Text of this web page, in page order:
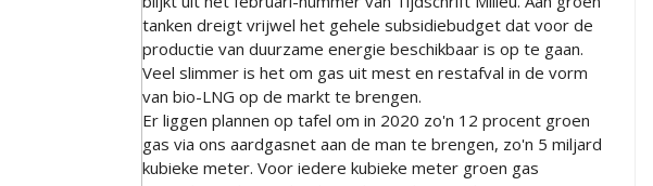
tanken dreigt vrijwel het gehele subsidiebudget dat voor de
productie van duurzame energie beschikbaar is op te gaan.
Veel slimmer is het om gas uit mest en restafval in de vorm
van bio-LNG op de markt te brengen.
Er liggen plannen op tafel om in 2020 zo'n 12 procent groen
gas via ons aardgasnet aan de man te brengen, zo'n 5 miljard
kubieke meter. Voor iedere kubieke meter groen gas